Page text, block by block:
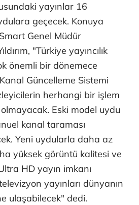
yayınlar 16
geçecek. Konuya
Genel Müdür
"Türkiye yayıncılık
önemli bir dönemece
Güncelleme Sistemi
herhangi bir işlem
Eski model uydu
kanal taraması
Yeni uydularla daha az
yüksek görüntü kalitesi ve
HD yayın imkanı
yayınları dünyanın
ulaşabilecek" dedi.